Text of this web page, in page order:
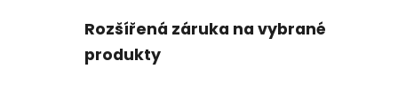
Rozšířená záruka na vybrané
produkty